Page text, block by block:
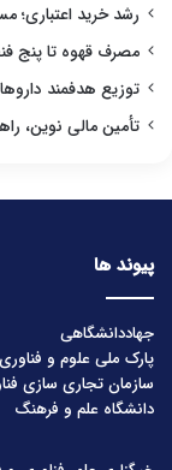
رشد خرید اعتباری؛
مصرف قهوه تا پنج
توزیع هدفمند
تأمین مالی نوین،
پیوند ها
جهاددانشگاهی
پارک ملی علوم و
سازمان تجاری سازی
دانشگاه علم و فرهنگ